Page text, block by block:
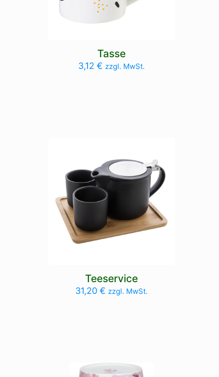
Tasse
3,12€ zzgl. MwSt.
Teeservice
31,20€ zzgl. MwSt.